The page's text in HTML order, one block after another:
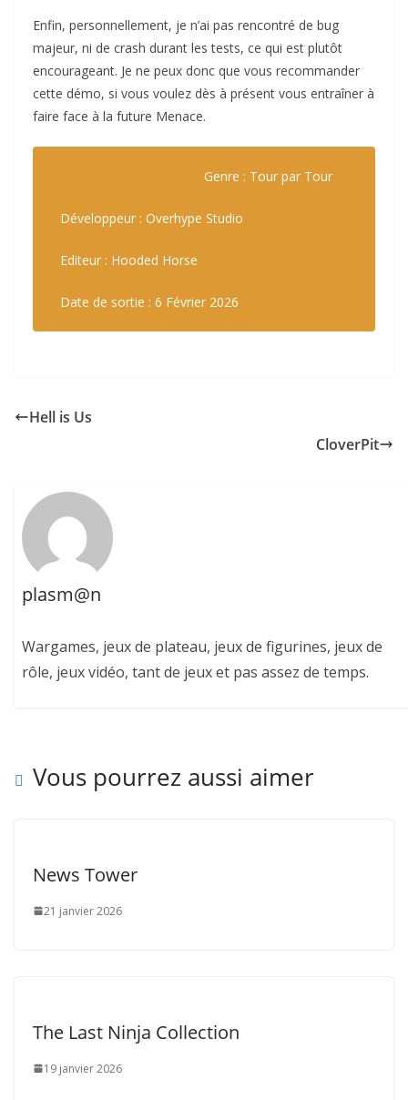
Enfin, personnellement, je n’ai pas rencontré de bug
majeur, ni de crash durant les tests, ce qui est plutôt
encourageant. Je ne peux donc que vous recommander
cette démo, si vous voulez dès à présent vous entraîner à
faire face à la future Menace.
Genre : Tour par Tour
Développeur : Overhype Studio
Editeur : Hooded Horse
Date de sortie : 6 Février 2026
Hell is Us
CloverPit
plasm@n
Wargames, jeux de plateau, jeux de figurines, jeux de
rôle, jeux vidéo, tant de jeux et pas assez de temps.
Vous pourrez aussi aimer
News Tower
21 janvier 2026
The Last Ninja Collection
19 janvier 2026